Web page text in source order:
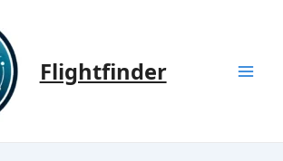
Flightfinder